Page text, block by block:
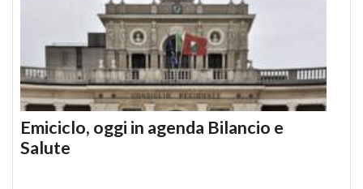
Emiciclo, oggi in agenda Bilancio e
Salute